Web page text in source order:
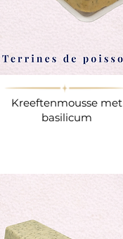
Kreeftenmousse met
basilicum